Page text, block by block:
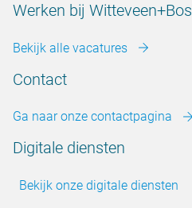
Werken bij Witteveen+Bos
Bekijk alle vacatures
Contact
Ga naar onze contactpagina
Digitale diensten
Bekijk onze digitale diensten